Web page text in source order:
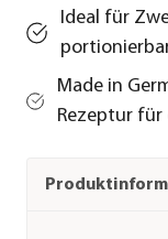
Ideal für
Made in
Rezeptur für